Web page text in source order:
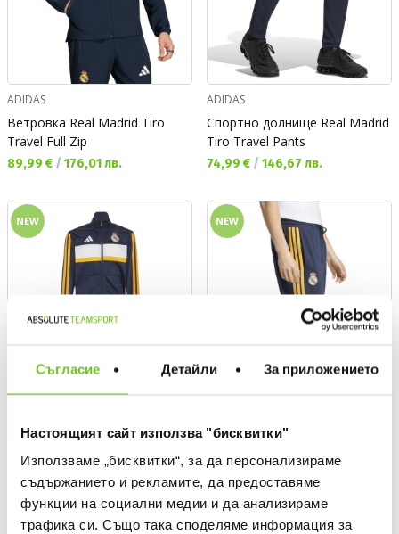
Съгласие Детайли За приложението
Настоящият сайт използва "бисквитки"
Използваме „бисквитки“, за да персонализираме
съдържанието и рекламите, да предоставяме
функции на социални медии и да анализираме
трафика си. Също така споделяме информация за
ADIDAS
Ветровка Real Madrid Tiro
Travel Full Zip
Текуща цена:
89,99 € / 176,01 лв.
ADIDAS
Спортно долнище Real Madrid
Tiro Travel Pants
Текуща цена:
74,99 € / 146,67 лв.
NEW
ADIDAS
Спортен екип Real Madrid Kids
Track Suit
Текуща цена:
54,99 €/107,55 лв.
NEW
ADIDAS
Спортно долнище Real Madrid
DNA Tracksuit Bottoms
Текуща цена:
64,99 €/127,11 лв.